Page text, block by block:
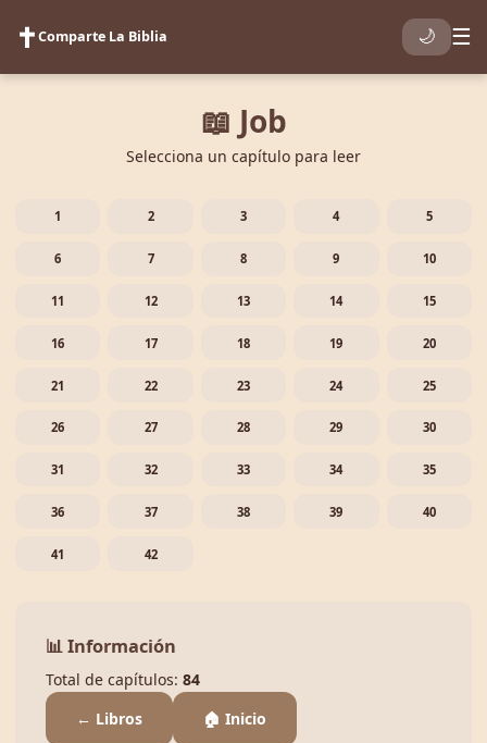
✝️Comparte La Biblia 🌙 ☰
📖 Job
Selecciona un capítulo para leer
1 2 3 4 5
6 7 8 9 10
11 12 13 14 15
16 17 18 19 20
21 22 23 24 25
26 27 28 29 30
31 32 33 34 35
36 37 38 39 40
41 42
📊 Información
Total de capítulos: 84
← Libros
🏠 Inicio